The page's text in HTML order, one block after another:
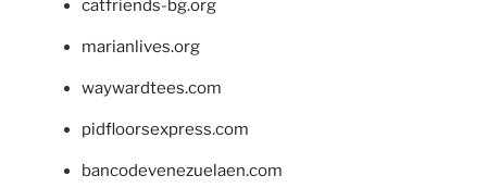
catfriends-bg.org
marianlives.org
waywardtees.com
pidfloorsexpress.com
bancodevenezuelaen.com